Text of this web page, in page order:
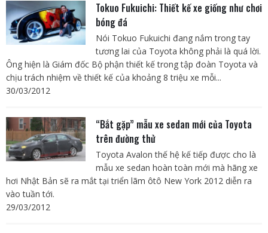
Tokuo Fukuichi: Thiết kế xe giống như chơi
bóng đá
Nói Tokuo Fukuichi đang nắm trong tay
tương lai của Toyota không phải là quá lời.
Ông hiện là Giám đốc Bộ phận thiết kế trong tập đoàn Toyota và
chịu trách nhiệm về thiết kế của khoảng 8 triệu xe mỗi...
30/03/2012
“Bắt gặp” mẫu xe sedan mới của Toyota
trên đường thử
Toyota Avalon thế hệ kế tiếp được cho là
mẫu xe sedan hoàn toàn mới mà hãng xe
hơi Nhật Bản sẽ ra mắt tại triển lãm ôtô New York 2012 diễn ra
vào tuần tới.
29/03/2012